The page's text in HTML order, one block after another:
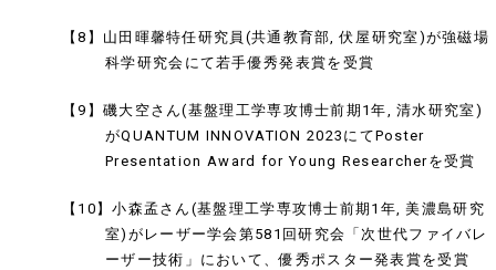
【8】山田暉馨特任研究員(共通教育部, 伏屋研究室)が強磁場
科学研究会にて若手優秀発表賞を受賞
【9】磯大空さん(基盤理工学専攻博士前期1年, 清水研究室)
がQUANTUM INNOVATION 2023にてPoster
Presentation Award for Young Researcherを受賞
【10】小森孟さん(基盤理工学専攻博士前期1年, 美濃島研究
室)がレーザー学会第581回研究会「次世代ファイバレ
ーザー技術」において、優秀ポスター発表賞を受賞